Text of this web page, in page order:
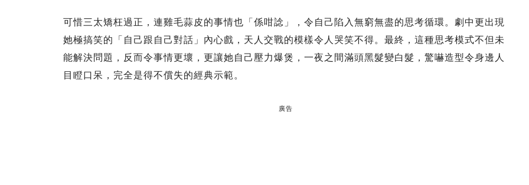
可惜三太矯枉過正，連雞毛蒜皮的事情也「係咁諗」，令自己陷入無窮無盡的思考循環。劇中更出現
她極搞笑的「自己跟自己對話」內心戲，天人交戰的模樣令人哭笑不得。最終，這種思考模式不但未
能解決問題，反而令事情更壞，更讓她自己壓力爆煲，一夜之間滿頭黑髮變白髮，驚嚇造型令身邊人
目瞪口呆，完全是得不償失的經典示範。
廣告